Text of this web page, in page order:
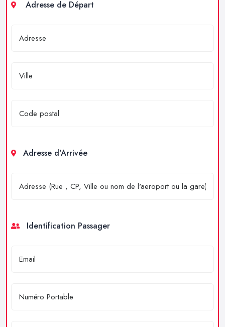
Adresse de Départ
Adresse d'Arrivée
Identification Passager